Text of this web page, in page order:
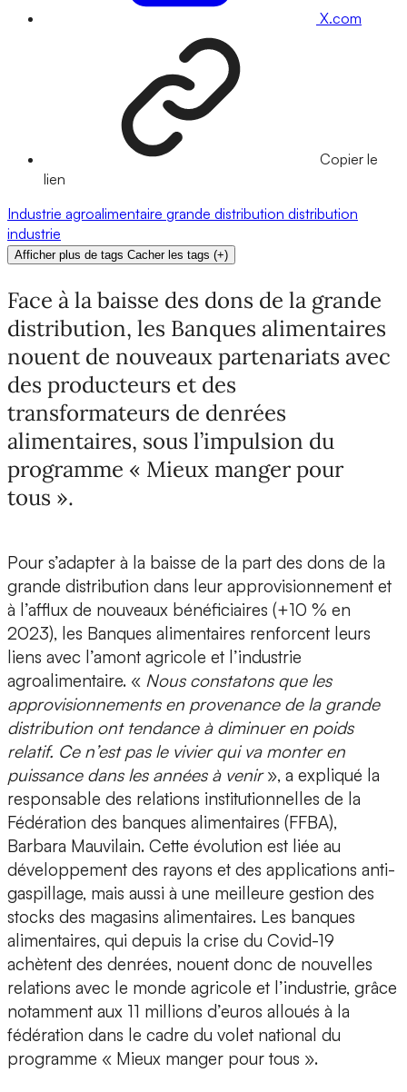
X.com
Copier le
lien
Industrie agroalimentaire grande distribution distribution
industrie
Afficher plus de tags Cacher les tags (+)
Face à la baisse des dons de la grande
distribution, les Banques alimentaires
nouent de nouveaux partenariats avec
des producteurs et des
transformateurs de denrées
alimentaires, sous l’impulsion du
programme « Mieux manger pour
tous ».
Pour s’adapter à la baisse de la part des dons de la
grande distribution dans leur approvisionnement et
à l’afflux de nouveaux bénéficiaires (+10 % en
2023), les Banques alimentaires renforcent leurs
liens avec l’amont agricole et l’industrie
agroalimentaire. « Nous constatons que les
approvisionnements en provenance de la grande
distribution ont tendance à diminuer en poids
relatif. Ce n’est pas le vivier qui va monter en
puissance dans les années à venir», a expliqué la
responsable des relations institutionnelles de la
Fédération des banques alimentaires (FFBA),
Barbara Mauvilain. Cette évolution est liée au
développement des rayons et des applications anti-
gaspillage, mais aussi à une meilleure gestion des
stocks des magasins alimentaires. Les banques
alimentaires, qui depuis la crise du Covid-19
achètent des denrées, nouent donc de nouvelles
relations avec le monde agricole et l’industrie, grâce
notamment aux 11 millions d’euros alloués à la
fédération dans le cadre du volet national du
programme « Mieux manger pour tous ».